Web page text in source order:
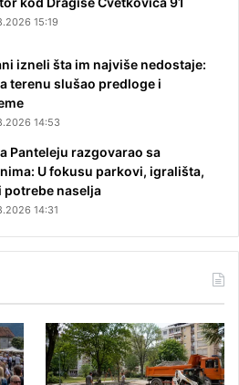
15:19
izneli šta im najviše nedostaje:
terenu slušao predloge i
14:53
Panteleju razgovarao sa
U fokusu parkovi, igrališta,
potrebe naselja
14:31